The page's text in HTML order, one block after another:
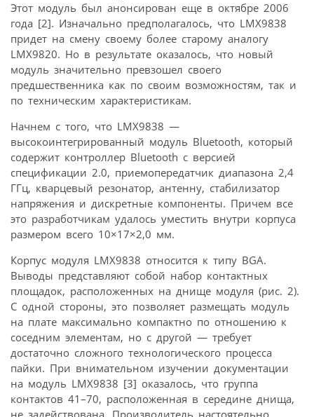
Этот модуль был анонсирован еще в октябре 2006
года [2]. Изначально предполагалось, что LMX9838
придет на смену своему более старому аналогу
LMX9820. Но в результате оказалось, что новый
модуль значительно превзошел своего
предшественника как по своим возможностям, так и
по техническим характеристикам.
Начнем с того, что LMX9838 —
высокоинтегрированный модуль Bluetooth, который
содержит контроллер Bluetooth с версией
спецификации 2.0, приемопередатчик диапазона 2,4
ГГц, кварцевый резонатор, антенну, стабилизатор
напряжения и дискретные компоненты. Причем все
это разработчикам удалось уместить внутри корпуса
размером всего 10×17×2,0 мм.
Корпус модуля LMX9838 относится к типу BGA.
Выводы представляют собой набор контактных
площадок, расположенных на днище модуля (рис. 2).
С одной стороны, это позволяет размещать модуль
на плате максимально компактно по отношению к
соседним элементам, но с другой — требует
достаточно сложного технологического процесса
пайки. При внимательном изучении документации
на модуль LMX9838 [3] оказалось, что группа
контактов 41–70, расположенная в середине днища,